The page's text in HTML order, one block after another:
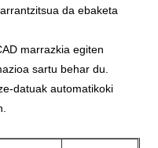
da ebaketa
marrazkia egiten
sartu behar du.
datuak automatikoki